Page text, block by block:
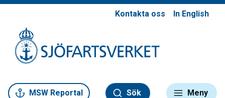
Kontakta oss In English
MSW Reportal Sök Meny